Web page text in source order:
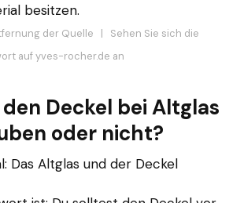
besitzen.
der Quelle | Sehen Sie sich die
auf yves-rocher.de an
Deckel bei Altglas
oder nicht?
Das Altglas und der Deckel